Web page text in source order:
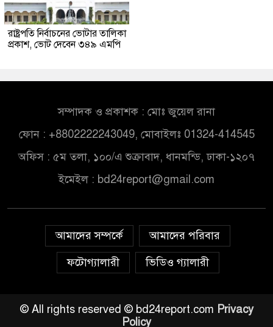
রাষ্ট্রপতি নির্বাচনের ভোটার তালিকা
প্রকাশ, ভোট দেবেন ৩৪৯ এমপি
সম্পাদক ও প্রকাশক : মোঃ জুয়েল রানা
ফোন : +8802222243049, মোবাইলঃ 01324-414545
অফিস : ৫ম তলা, ১০০/এ শুক্রাবাদ, ধানমন্ডি, ঢাকা-১২০৭
ইমেইল : bd24report@gmail.com
আমাদের সম্পর্কে
আমাদের পরিবার
ফটোগ্যালারী
ভিডিও গ্যালারী
© All rights reserved © bd24report.com Privacy
Policy